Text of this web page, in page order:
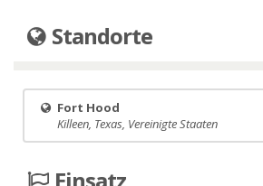
Standorte
Fort Hood
Killeen, Texas, Vereinigte Staaten